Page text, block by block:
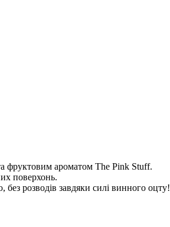
фруктовим ароматом The Pink Stuff.
поверхонь.
розводів завдяки силі винного оцту!